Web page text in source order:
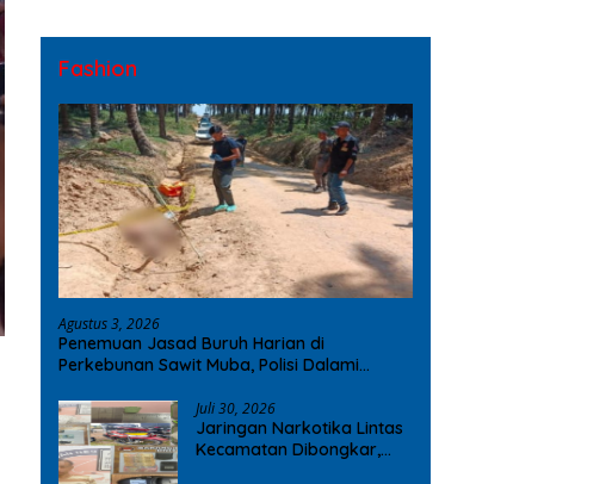
Fashion
Agustus 3, 2026
Penemuan Jasad Buruh Harian di
Perkebunan Sawit Muba, Polisi Dalami
Juli 30, 2026
Jaringan Narkotika Lintas
Kecamatan Dibongkar,